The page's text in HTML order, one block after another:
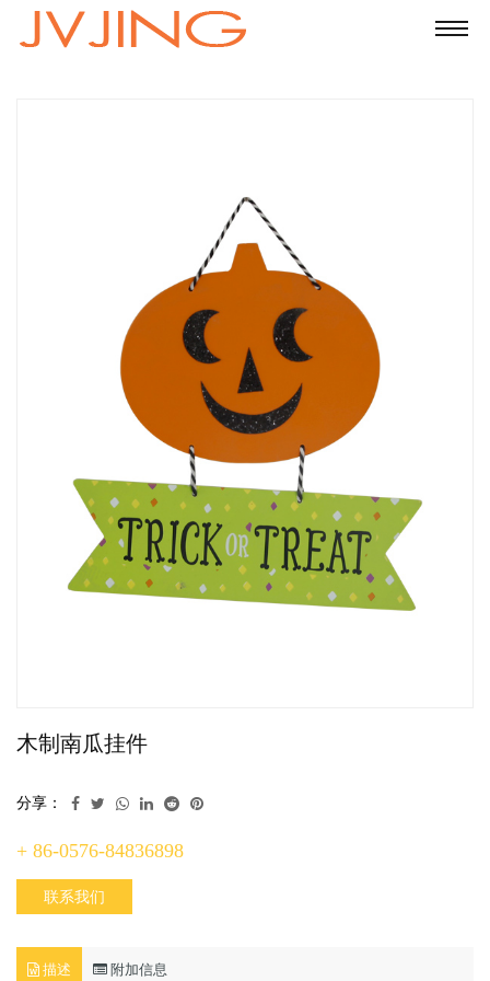
木制南瓜挂件
分享：
+ 86-0576-84836898
联系我们
描述 附加信息